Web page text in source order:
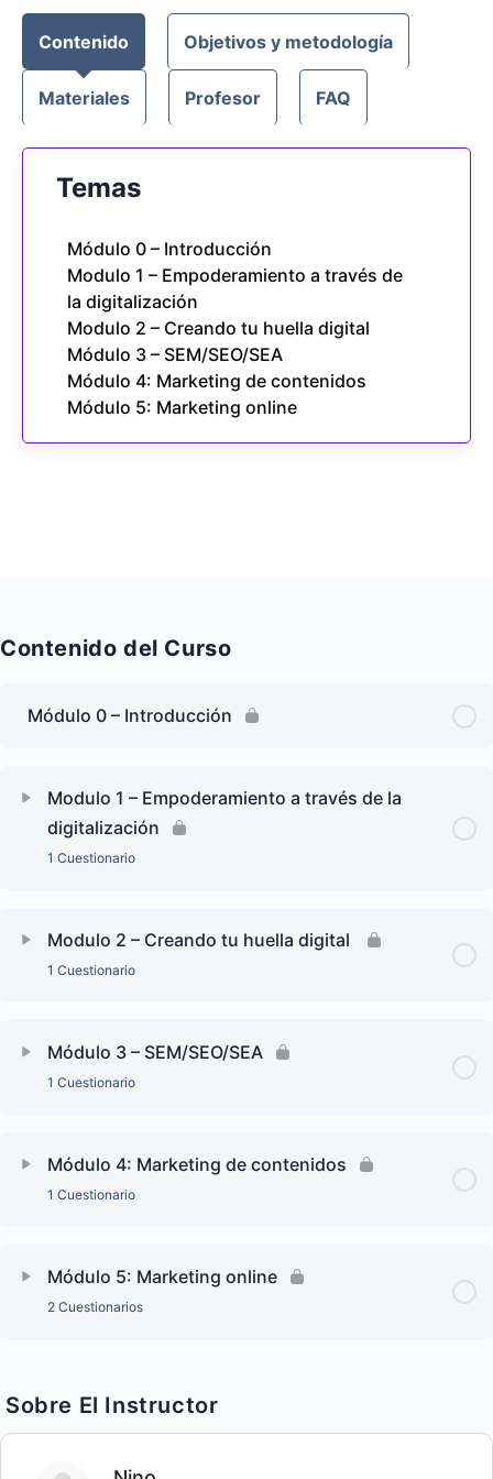
Contenido Objetivos y metodología
Materiales Profesor FAQ
Temas
Módulo 0 – Introducción
Modulo 1 – Empoderamiento a través de
la digitalización
Modulo 2 – Creando tu huella digital
Módulo 3 – SEM/SEO/SEA
Módulo 4: Marketing de contenidos
Módulo 5: Marketing online
Contenido del Curso
Módulo 0 – Introducción
Modulo 1 – Empoderamiento a través de la
digitalización
1 Cuestionario
Modulo 2 – Creando tu huella digital
1 Cuestionario
Módulo 3 – SEM/SEO/SEA
1 Cuestionario
Módulo 4: Marketing de contenidos
1 Cuestionario
Módulo 5: Marketing online
2 Cuestionarios
Sobre El Instructor